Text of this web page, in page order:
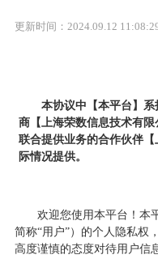
更新时间：2024.09.12
本协议中【本平台】系
商【上海荣数信息技术有
联合提供业务的合作伙伴
际情况提供。
欢迎您使用本平台！本
简称“用户”）的个人隐私权
高度谨慎的态度对待用户信